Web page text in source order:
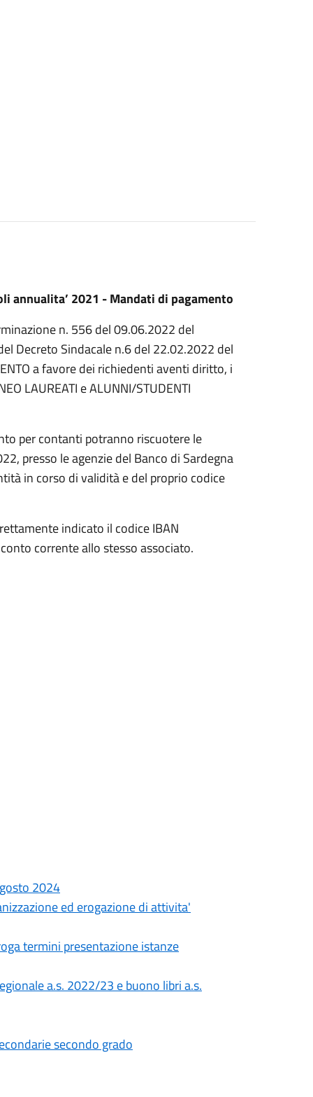
2021 - Mandati di pagamento
n. 556 del 09.06.2022 del
Decreto Sindacale n.6 del 22.02.2022 del
a favore dei richiedenti aventi diritto, i
LAUREATI e ALUNNI/STUDENTI
per contanti potranno riscuotere le
presso le agenzie del Banco di Sardegna
in corso di validità e del proprio codice
indicato il codice IBAN
corrente allo stesso associato.
2024
ed erogazione di attivita'
termini presentazione istanze
a.s. 2022/23 e buono libri a.s.
secondo grado